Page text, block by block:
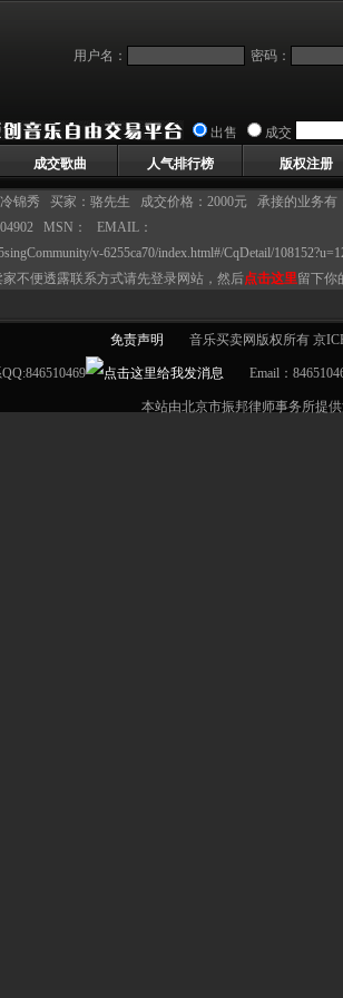
密码：
用户名：
出售
成交
成交歌曲 人气排行榜 版权注册
冷锦秀 买家：骆先生 成交价格：2000元 承接的业务有
MSN： EMAIL：
v-6255ca70/index.html#/CqDetail/
不便透露联系方式请先登录网站，然后点击这里留下你
免责声明
音乐买卖网版权所有 京
Email：
本站由北京市振邦律师事务所提